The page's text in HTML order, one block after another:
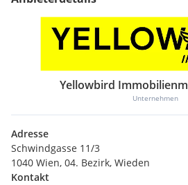
Yellowbird
Unternehmen
Adresse
Schwindgasse 11/3
1040 Wien, 04. Bezirk, Wieden
Kontakt